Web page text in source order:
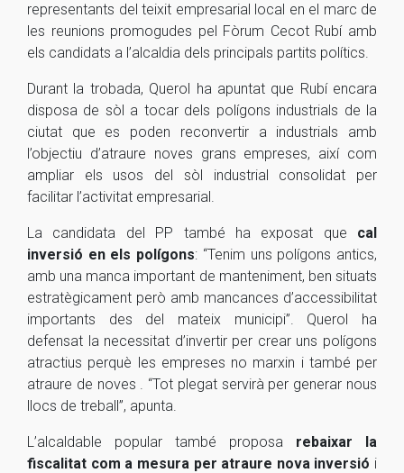
representants del teixit empresarial local en el marc de
les reunions promogudes pel Fòrum CecotRubí amb
els candidats a l’alcaldia dels principals partits polítics.
Durant la trobada, Querol ha apuntat que Rubí encara
disposa de sòl a tocar dels polígons industrials de la
ciutat que es poden reconvertir a industrials amb
l’objectiu d’atraure noves grans empreses, així com
ampliar els usos del sòl industrial consolidat per
facilitar l’activitat empresarial.
La candidata del PP també ha exposat que cal
inversió en els polígons: “Tenim uns polígons antics,
amb una manca important de manteniment, ben situats
estratègicament però amb mancances d’accessibilitat
importants des del mateix municipi”. Querol ha
defensat la necessitat d’invertir per crear uns polígons
atractius perquè les empreses no marxin i també per
atraure de noves . “Tot plegat servirà per generar nous
llocs de treball”, apunta.
L’alcaldable popular també proposa rebaixar la
fiscalitat com a mesura per atraure nova inversió i